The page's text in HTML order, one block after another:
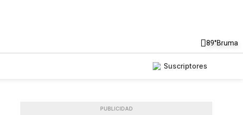
89°Bruma
Suscriptores
PUBLICIDAD